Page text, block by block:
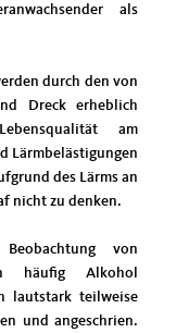
als
durch den von
Dreck erheblich
am
Lärmbelästigungen
des Lärms an
nicht zu denken.
von
häufig Alkohol
lautstark teilweise
und angeschrien.